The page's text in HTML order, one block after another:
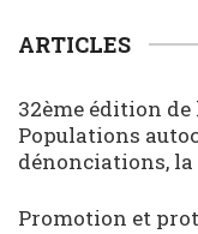
ARTICLES
32ème édition
Populations
dénonciations, la
Promotion et